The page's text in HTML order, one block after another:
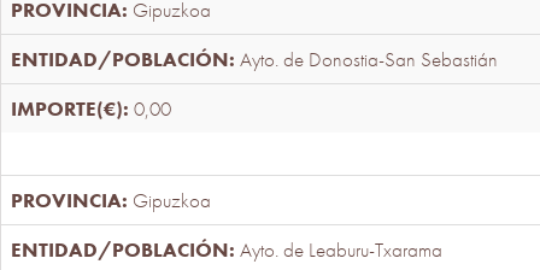
Gipuzkoa
Ayto. de Donostia-San Sebastián
0,00
Gipuzkoa
Ayto. de Leaburu-Txarama